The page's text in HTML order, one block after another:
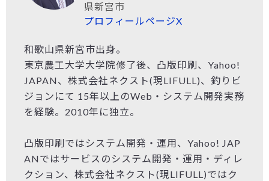
県新宮市
プロフィールページX
和歌山県新宮市出身。
東京農工大学大学院修了後、凸版印刷、Yahoo!
JAPAN、株式会社ネクスト(現LIFULL)、釣りビ
ジョンにて 15年以上のWeb・システム開発実務
を経験。2010年に独立。
凸版印刷ではシステム開発・運用、Yahoo! JAP
ANではサービスのシステム開発・運用・ディレ
クション、株式会社ネクスト(現LIFULL)ではク